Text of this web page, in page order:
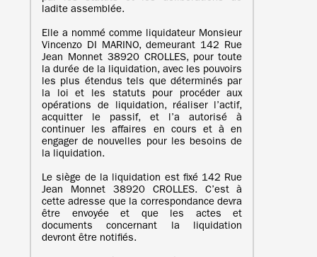
ladite assemblée.
Elle a nommé comme liquidateur Monsieur
Vincenzo DI MARINO, demeurant 142 Rue
Jean Monnet 38920 CROLLES, pour toute
la durée de la liquidation, avec les pouvoirs
les plus étendus tels que déterminés par
la loi et les statuts pour procéder aux
opérations de liquidation, réaliser l’actif,
acquitter le passif, et l’a autorisé à
continuer les affaires en cours et à en
engager de nouvelles pour les besoins de
la liquidation.
Le siège de la liquidation est fixé 142 Rue
Jean Monnet 38920 CROLLES. C’est à
cette adresse que la correspondance devra
être envoyée et que les actes et
documents concernant la liquidation
devront être notifiés.